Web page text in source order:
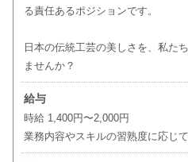
る責任あるポジションです。
日本の伝統工芸の美しさを、私た
ませんか？
給与
時給 1,400円〜2,000円
業務内容やスキルの習熟度に応じ